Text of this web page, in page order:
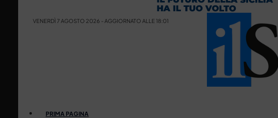
VENERDÌ 7 AGOSTO 2026 - AGGIORNATO ALLE 18:01
PRIMA PAGINA